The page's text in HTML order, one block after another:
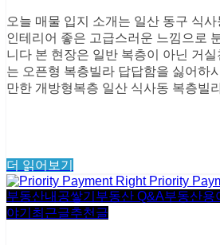
오늘 매물 입지 소개는 일산 동구 식
인테리어 좋은 고급스러운 느낌으로
니다 본 현장은 일반 복층이 아닌 거
는 오픈형 복층빌라 답답함을 싫어하
만한 개방형복층 일산 식사동 복층빌
더 읽어보기
부동산내공쌓기 부동산 Q&A부동산용
야기 최근글추천글